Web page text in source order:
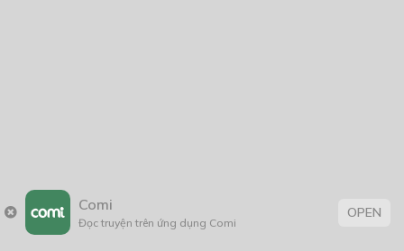
Comi
Đọc truyện trên ứng dụng Comi
OPEN